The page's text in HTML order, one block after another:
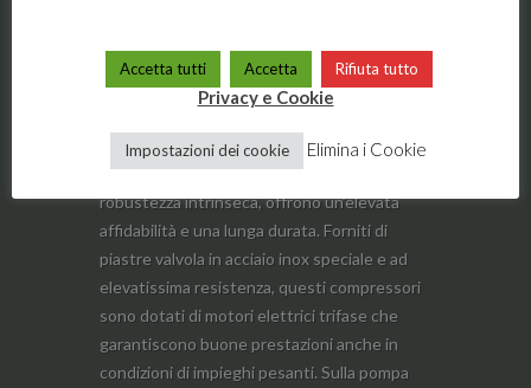
Modello: NS29S/200CT4 Caratteristiche: Le
serie NS29 e NS39 Balma sono i partner
cilindri in ghisa garantiscono una buona
resistenza all’usura e, grazie alla loro
robustezza intrinseca, offrono un’elevata
affidabilità e una lunga durata. Forniti di
piastre valvola in acciaio inox speciale e ad
elevatissima resistenza, questi compressori
sono dotati di motori elettrici trifase che
garantiscono buone prestazioni anche in
condizioni di impieghi pesanti. Sulla pompa
Accetta tutti Accetta Rifiuta tutto
Privacy e Cookie
Impostazioni dei cookie Elimina i Cookie